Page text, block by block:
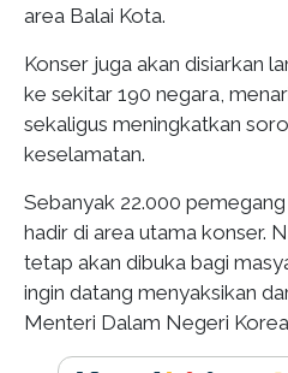
area Balai Kota.
Konser juga akan disiarkan
ke sekitar 190 negara,
sekaligus meningkatkan
keselamatan.
Sebanyak 22.000
hadir di area utama konser.
tetap akan dibuka bagi
ingin datang menyaksikan
Menteri Dalam Negeri